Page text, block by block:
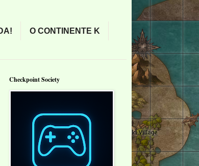
O CONTINENTE K
Checkpoint Society